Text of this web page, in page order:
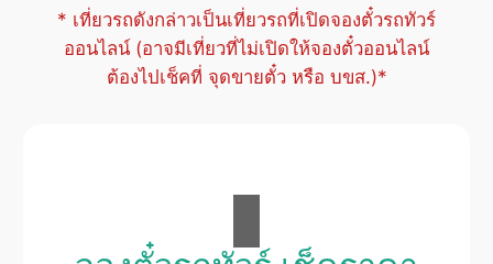
* เที่ยวรถดังกล่าวเป็นเที่ยวรถที่เปิดจองตั๋วรถทัวร์
ออนไลน์ (อาจมีเที่ยวที่ไม่เปิดให้จองตั๋วออนไลน์
ต้องไปเช็คที่ จุดขายตั๋ว หรือ บขส.)*